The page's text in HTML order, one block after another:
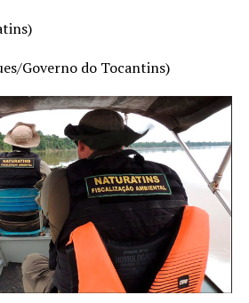
Governo do Tocantins)